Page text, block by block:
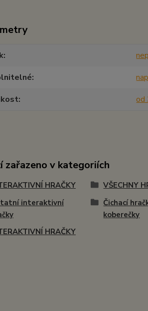
od
zařazeno v kategoriích
HRAČKY VŠECHNY
interaktivní
Čichací
koberečky
HRAČKY